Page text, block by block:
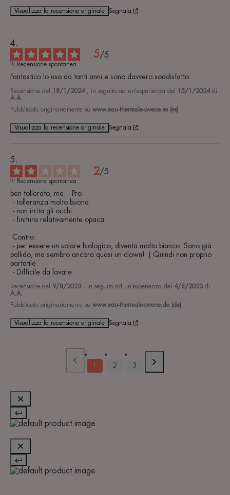
Visualizza la recensione originale Segnala
5/5
Recensione spontanea
Fantastico lo uso da tanti anni e sono davvero soddisfatto.
Recensione del 18/1/2024 , in seguito ad un'esperienza del 15/1/2024 di
A.A.
Pubblicato originariamente su www.eau-thermale-avene.es (es)
Visualizza la recensione originale Segnala
2/5
Recensione spontanea
ben tollerato, ma... Pro:
pallido, ma sembro ancora quasi un clown! :( Quindi non proprio
portatile.
- Difficile da lavare
Recensione del 9/8/2023 , in seguito ad un'esperienza del 4/8/2023 di
A.A.
Pubblicato originariamente su www.eau-thermale-avene.de (de)
Visualizza la recensione originale Segnala
1 2 3